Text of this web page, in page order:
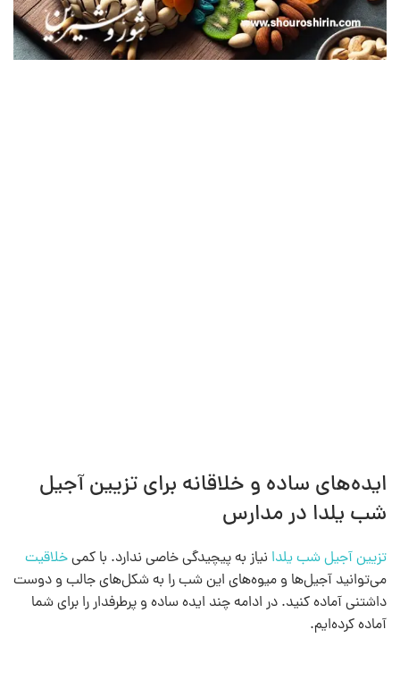
ایده‌های ساده و خلاقانه برای تزیین آجیل
شب یلدا در مدارس
تزیین آجیل شب یلدا نیاز به پیچیدگی خاصی ندارد. با کمیخلاقیت
می‌توانید آجیل‌ها و میوه‌های این شب را به شکل‌های جالب و دوست
داشتنی آماده کنید. در ادامه چند ایده ساده و پرطرفدار را برای شما
آماده کرده‌ایم.